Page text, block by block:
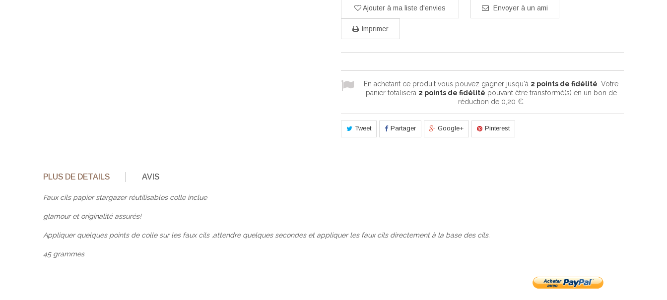
Ajouter à ma liste d'envies Envoyer à un ami
Imprimer
En achetant ce produit vous pouvez gagner jusqu'à 2 points de fidélité . Votre
panier totalisera 2 points de fidélité pouvant être transformé(s) en un bon de
réduction de 0,20 €.
Tweet Partager Google+ Pinterest
PLUS DE DETAILS AVIS
Faux cils papier stargazer réutilisables colle inclue
glamour et originalité assurés!
Appliquer quelques points de colle sur les faux cils ,attendre quelques secondes et appliquer les faux cils directement à la base des cils.
45 grammes